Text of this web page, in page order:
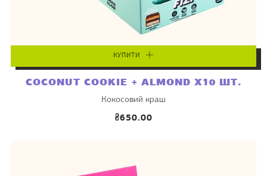
КУПИТИ
COCONUT COOKIE + ALMOND X10 ШТ.
Кокосовий краш
₴650.00